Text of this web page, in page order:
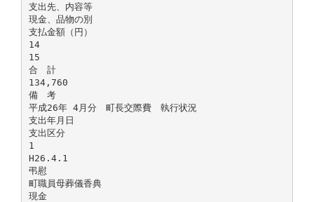
支出先、内容等
現金、品物の別
支払金額（円）
14
15
合 計
134,760
備 考
平成26年 4月分 町長交際費 執行状況
支出年月日
支出区分
1
H26.4.1
弔慰
町職員母葬儀香典
現金